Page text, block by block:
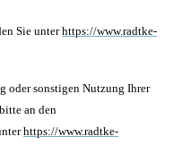
Sie unterhttps://www.radtke-
oder sonstigen Nutzung Ihrer
an den
https://www.radtke-